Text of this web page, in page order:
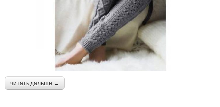
читать дальше →